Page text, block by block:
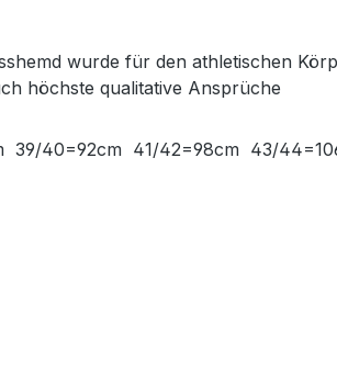
wurde für den athletischen
höchste qualitative Ansprüche
39/40=92cm 41/42=98cm 43/